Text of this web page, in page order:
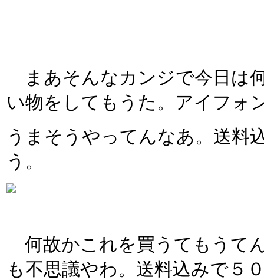
まあそんなカンジで今日は
い物をしてもうた。アイフォ
うまそうやってんなあ。送料
う。
何故かこれを買うてもうて
も不思議やわ。送料込みで５